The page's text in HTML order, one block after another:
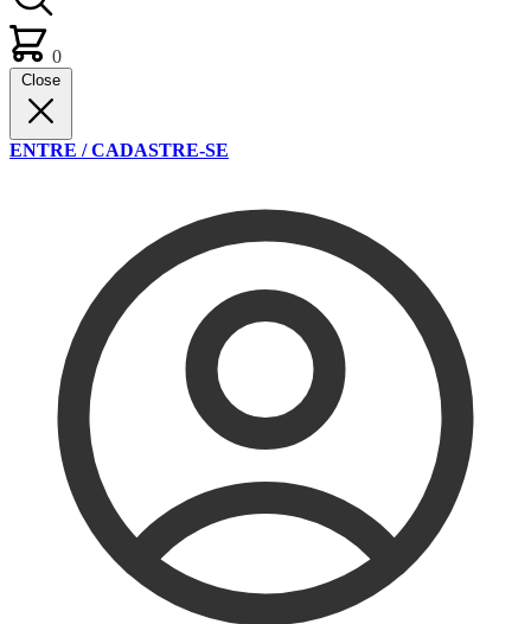
0
Close
ENTRE / CADASTRE-SE